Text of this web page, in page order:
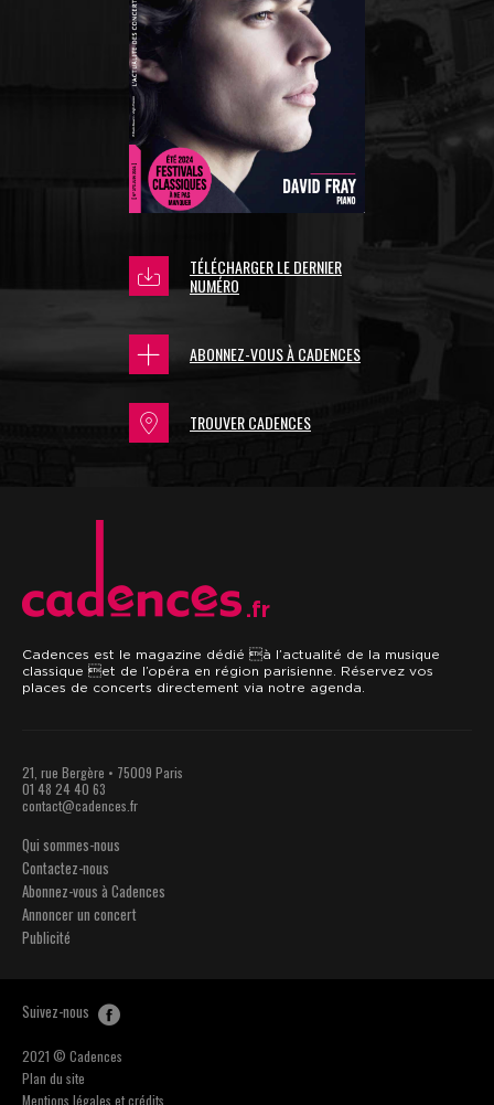
TÉLÉCHARGER LE DERNIER
NUMÉRO
ABONNEZ-VOUS À CADENCES
TROUVER CADENCES
.fr
Cadences est le magazine dédié à l’actualité de la musique
classique et de l’opéra en région parisienne. Réservez vos
places de concerts directement via notre agenda.
21, rue Bergère • 75009 Paris
01 48 24 40 63
contact@cadences.fr
Qui sommes-nous
Contactez-nous
Abonnez-vous à Cadences
Annoncer un concert
Publicité
Suivez-nous
2021 © Cadences
Plan du site
Mentions légales et crédits